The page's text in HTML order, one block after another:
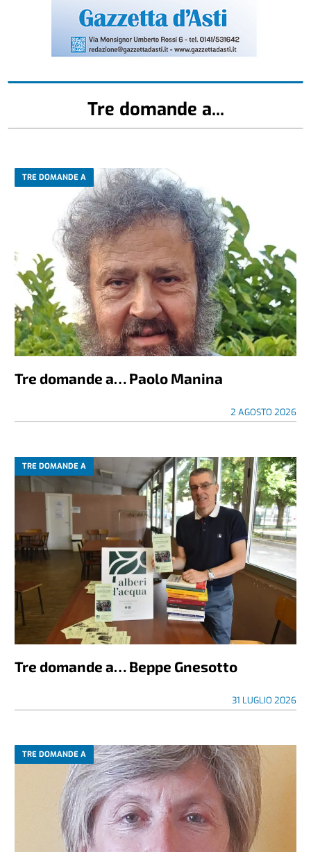
Tre domande a...
TRE DOMANDE A
Tre domande a… Paolo Manina
2 AGOSTO 2026
TRE DOMANDE A
Tre domande a… Beppe Gnesotto
31 LUGLIO 2026
TRE DOMANDE A